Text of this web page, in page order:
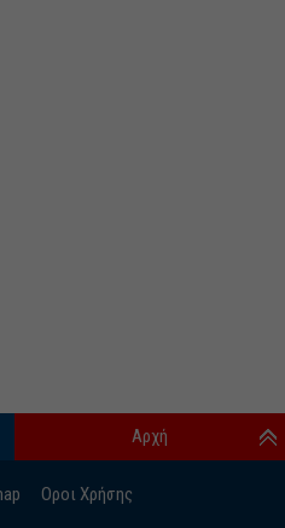
Οροι Χρήσης
Αρχή